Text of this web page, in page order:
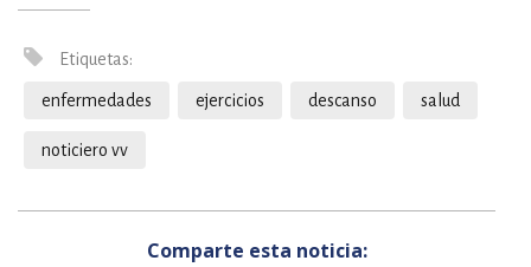
Etiquetas:
enfermedades ejercicios descanso salud
noticiero vv
Comparte esta noticia: